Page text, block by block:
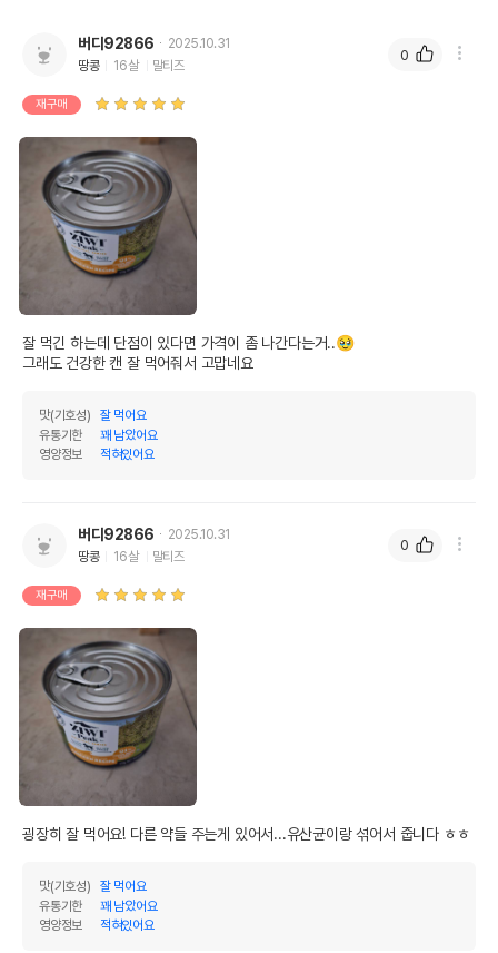
버디92866
2025.10.31
땅콩
16살 말티즈
재구매
잘 먹긴 하는데 단점이 있다면 가격이 좀 나간다는거..🥹
그래도 건강한 캔 잘 먹어줘서 고맙네요
맛(기호성)
잘 먹어요
유통기한
꽤 남았어요
영양정보
적혀있어요
0
버디92866
2025.10.31
땅콩
16살 말티즈
재구매
굉장히 잘 먹어요! 다른 약들 주는게 있어서...유산균이랑 섞어서 줍니다 ㅎㅎ
맛(기호성)
잘 먹어요
유통기한
꽤 남았어요
영양정보
적혀있어요
0